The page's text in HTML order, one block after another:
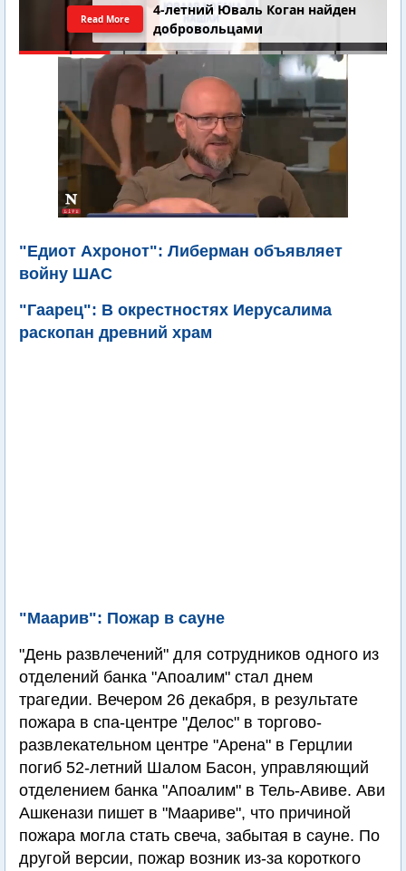
4-летний Юваль Коган найден
добровольцами
Read More
"Едиот Ахронот": Либерман объявляет
войну ШАС
"Гаарец": В окрестностях Иерусалима
раскопан древний храм
"Маарив": Пожар в сауне
"День развлечений" для сотрудников одного из
отделений банка "Апоалим" стал днем
трагедии. Вечером 26 декабря, в результате
пожара в спа-центре "Делос" в торгово-
развлекательном центре "Арена" в Герцлии
погиб 52-летний Шалом Басон, управляющий
отделением банка "Апоалим" в Тель-Авиве. Ави
Ашкенази пишет в "Маариве", что причиной
пожара могла стать свеча, забытая в сауне. По
другой версии, пожар возник из-за короткого